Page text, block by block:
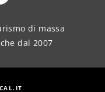
di massa
dal 2007